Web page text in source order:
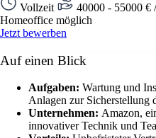
Vollzeit 40000 - 55000 €
Homeoffice möglich
Jetzt bewerben
Auf einen Blick
Aufgaben: Wartung und
Anlagen zur Sicherstellung
Unternehmen: Amazon,
innovativer Technik und